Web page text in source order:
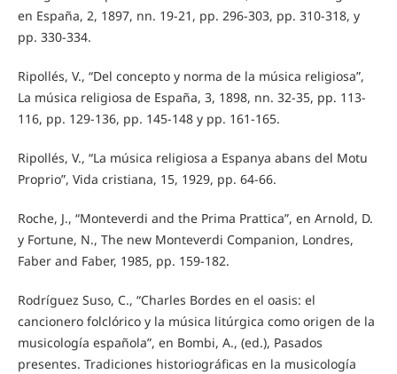
en España, 2, 1897, nn. 19-21, pp. 296-303, pp. 310-318, y
pp. 330-334.
Ripollés, V., “Del concepto y norma de la música religiosa”,
La música religiosa de España, 3, 1898, nn. 32-35, pp. 113-
116, pp. 129-136, pp. 145-148 y pp. 161-165.
Ripollés, V., “La música religiosa a Espanya abans del Motu
Proprio”, Vida cristiana, 15, 1929, pp. 64-66.
Roche, J., “Monteverdi and the Prima Prattica”, en Arnold, D.
y Fortune, N., The new Monteverdi Companion, Londres,
Faber and Faber, 1985, pp. 159-182.
Rodríguez Suso, C., “Charles Bordes en el oasis: el
cancionero folclórico y la música litúrgica como origen de la
musicología española”, en Bombi, A., (ed.), Pasados
presentes. Tradiciones historiográficas en la musicología